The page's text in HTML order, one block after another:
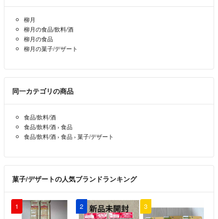
柳月
柳月の食品/飲料/酒
柳月の食品
柳月の菓子/デザート
同一カテゴリの商品
食品/飲料/酒
食品/飲料/酒 › 食品
食品/飲料/酒 › 食品 › 菓子/デザート
菓子/デザートの人気ブランドランキング
1 2 3